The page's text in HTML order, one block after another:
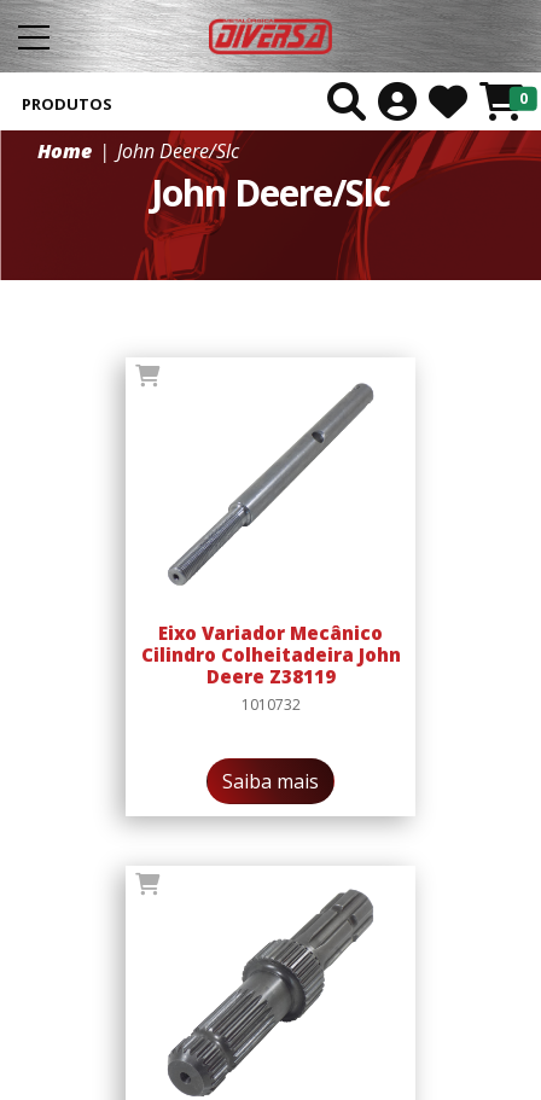
0
PRODUTOS
Home John Deere/Slc
John Deere/Slc
Eixo Variador Mecânico
Cilindro Colheitadeira John
Deere Z38119
1010732
Saiba mais